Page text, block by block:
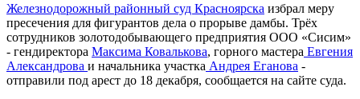
Железнодорожный районный суд Красноярска избрал меру
пресечения для фигурантов дела о прорыве дамбы. Трёх
сотрудников золотодобывающего предприятия ООО «Сисим»
- гендиректора Максима Ковалькова, горного мастера Евгения
Александрова и начальника участка Андрея Еганова -
отправили под арест до 18 декабря, сообщается на сайте суда.